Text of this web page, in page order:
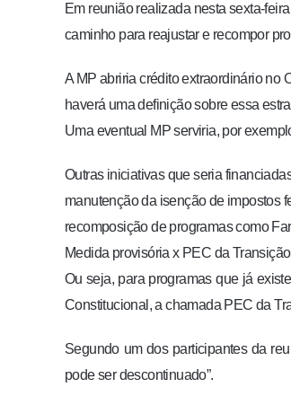
Em reunião realizada nesta sexta-
caminho para reajustar e recompor
A MP abriria crédito extraordinário no
haverá uma definição sobre essa
Uma eventual MP serviria, por
Outras iniciativas que seria
manutenção da isenção de impostos
recomposição de programas como
Medida provisória x PEC da Transição
Ou seja, para programas que já
Constitucional, a chamada PEC da
Segundo um dos participantes da
pode ser descontinuado”.